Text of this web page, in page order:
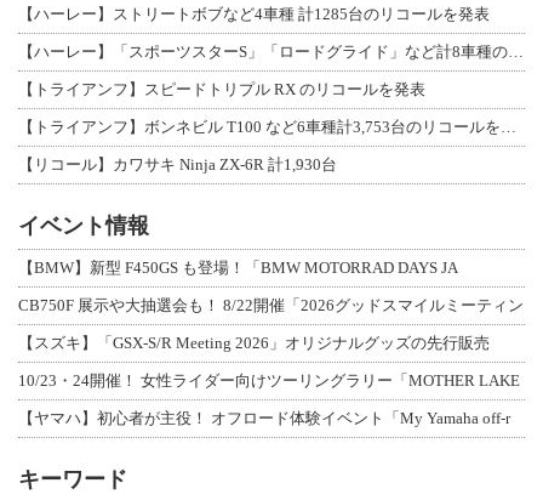
【ハーレー】ストリートボブなど4車種 計1285台のリコールを発表
【ハーレー】「スポーツスターS」「ロードグライド」など計8車種のリコールを発表
【トライアンフ】スピードトリプル RX のリコールを発表
【トライアンフ】ボンネビル T100 など6車種計3,753台のリコールを発表
【リコール】カワサキ Ninja ZX-6R 計1,930台
イベント情報
【BMW】新型 F450GS も登場！「BMW MOTORRAD DAYS JA
CB750F 展示や大抽選会も！ 8/22開催「2026グッドスマイルミーティン
【スズキ】「GSX-S/R Meeting 2026」オリジナルグッズの先行販売
10/23・24開催！ 女性ライダー向けツーリングラリー「MOTHER LAKE
【ヤマハ】初心者が主役！ オフロード体験イベント「My Yamaha off-r
キーワード